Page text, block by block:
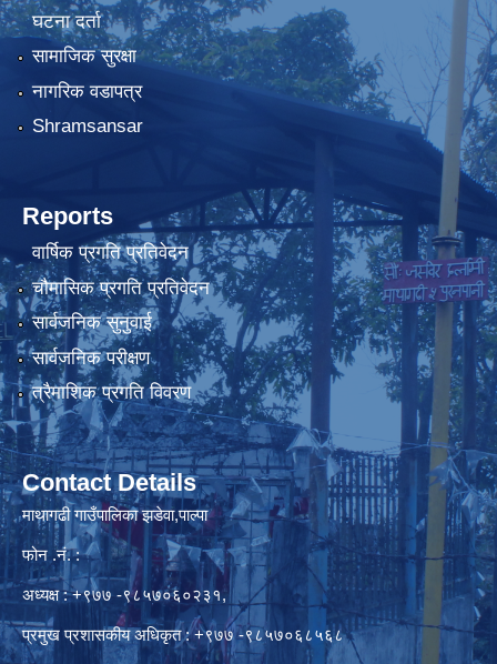
घटना दर्ता
सामाजिक सुरक्षा
नागरिक वडापत्र
Shramsansar
Reports
वार्षिक प्रगति प्रतिवेदन
चौमासिक प्रगति प्रतिवेदन
सार्वजनिक सुनुवाई
सार्वजनिक परीक्षण
त्रैमाशिक प्रगति विवरण
Contact Details
माथागढी गाउँपालिका झडेवा,पाल्पा
फोन .नं. :
अध्यक्ष : +९७७ -९८५७०६०२३१,
प्रमुख प्रशासकीय अधिकृत : +९७७ -९८५७०६८५६८